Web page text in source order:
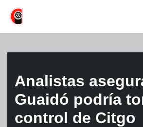
Saltar
Analistas
Guaidó podría
control de Citgo